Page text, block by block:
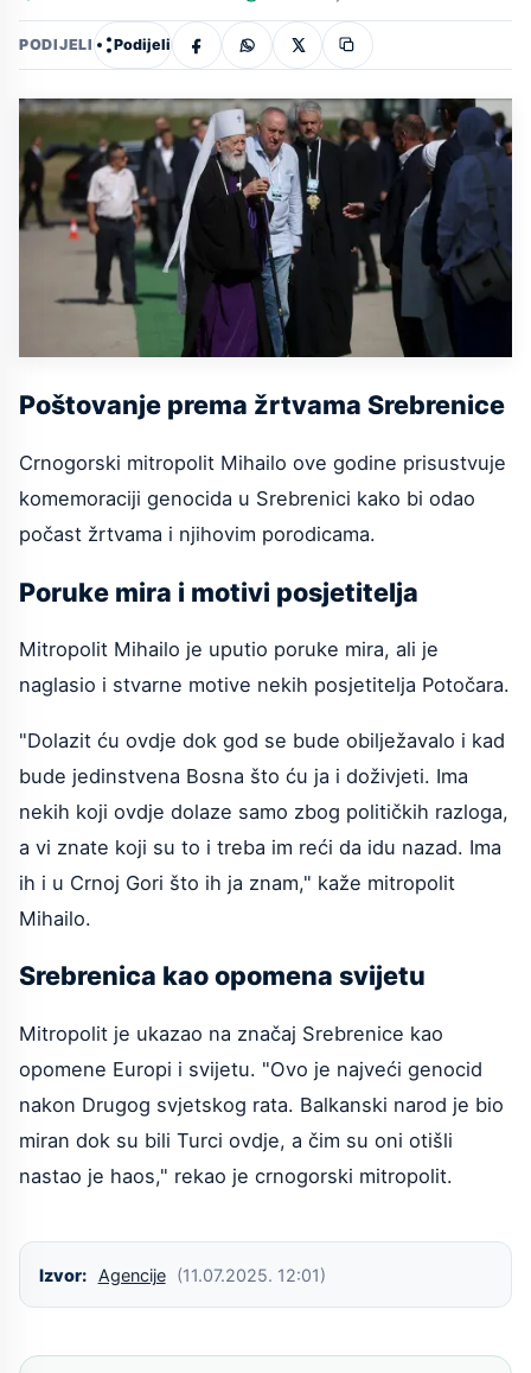
PODIJELI Podijeli
Poštovanje prema žrtvama Srebrenice
Crnogorski mitropolit Mihailo ove godine prisustvuje
komemoraciji genocida u Srebrenici kako bi odao
počast žrtvama i njihovim porodicama.
Poruke mira i motivi posjetitelja
Mitropolit Mihailo je uputio poruke mira, ali je
naglasio i stvarne motive nekih posjetitelja Potočara.
"Dolazit ću ovdje dok god se bude obilježavalo i kad
bude jedinstvena Bosna što ću ja i doživjeti. Ima
nekih koji ovdje dolaze samo zbog političkih razloga,
a vi znate koji su to i treba im reći da idu nazad. Ima
ih i u Crnoj Gori što ih ja znam," kaže mitropolit
Mihailo.
Srebrenica kao opomena svijetu
Mitropolit je ukazao na značaj Srebrenice kao
opomene Europi i svijetu. "Ovo je najveći genocid
nakon Drugog svjetskog rata. Balkanski narod je bio
miran dok su bili Turci ovdje, a čim su oni otišli
nastao je haos," rekao je crnogorski mitropolit.
Izvor: Agencije (11.07.2025. 12:01)